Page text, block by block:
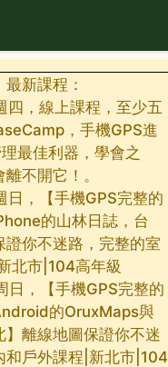
新課程：
，線上課程，至少五
，手機GPS進
最佳利器，學會之
不開它！。
，【手機GPS完整的
的山林日誌，台
證你不迷路，完整的室
北市|104高年級
，【手機GPS完整的
的OruxMaps與
】離線地圖保證你不迷
和戶外課程|新北市|104